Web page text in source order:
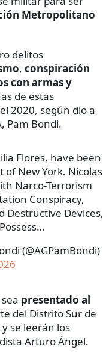
Metropolitano
delitos
, conspiración
con armas y
de estas
2020, según dio a
Pam Bondi.
Flores, have been
New York. Nicolas
Narco-Terrorism
Conspiracy,
Destructive Devices,
(@AGPamBondi)
presentado al
del Distrito Sur de
se leerán los
Arturo Ángel.